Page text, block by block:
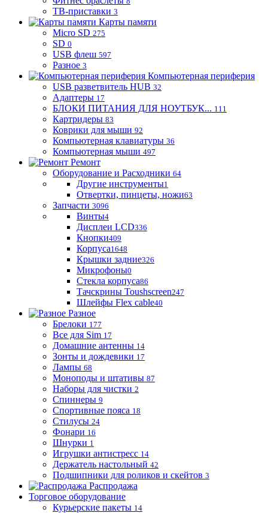
ТВ-приставки 3
Карты памяти
Micro SD 275
SD 0
USB флеш 597
Разное 3
Компьютерная периферия
USB разветвитель HUB 32
Адаптеры 17
БЛОКИ ПИТАНИЯ ДЛЯ НОУТБУК... 111
Картридеры 83
Коврики для мыши 92
Компьютерная клавиатуры 36
Компьютерная мыши 497
Ремонт
Оборудование и Расходники 64
Другие инструменты1
Отвертки, пинцеты, ножи63
Запчасти 3096
Винты4
Дисплеи LCD336
Кнопки409
Корпуса1648
Крышки задние326
Микрофоны0
Стекла корпуса86
Тачскрины Toushscreen247
Шлейфы Flex cable40
Разное
Брелоки 177
Все для Sim 17
Домашние антенны 14
Зонты и дождевики 17
Лампы 68
Моноподы и штативы 87
Наборы для чистки 2
Спиннеры 9
Спортивные пояса 18
Стилусы 24
Фонари 16
Шнурки 1
Игрушки антистресс 14
Держатель настольный 42
Подшипники для роликов и скейтов 3
Распродажа
Торговое оборудование
Курьерские пакеты 14